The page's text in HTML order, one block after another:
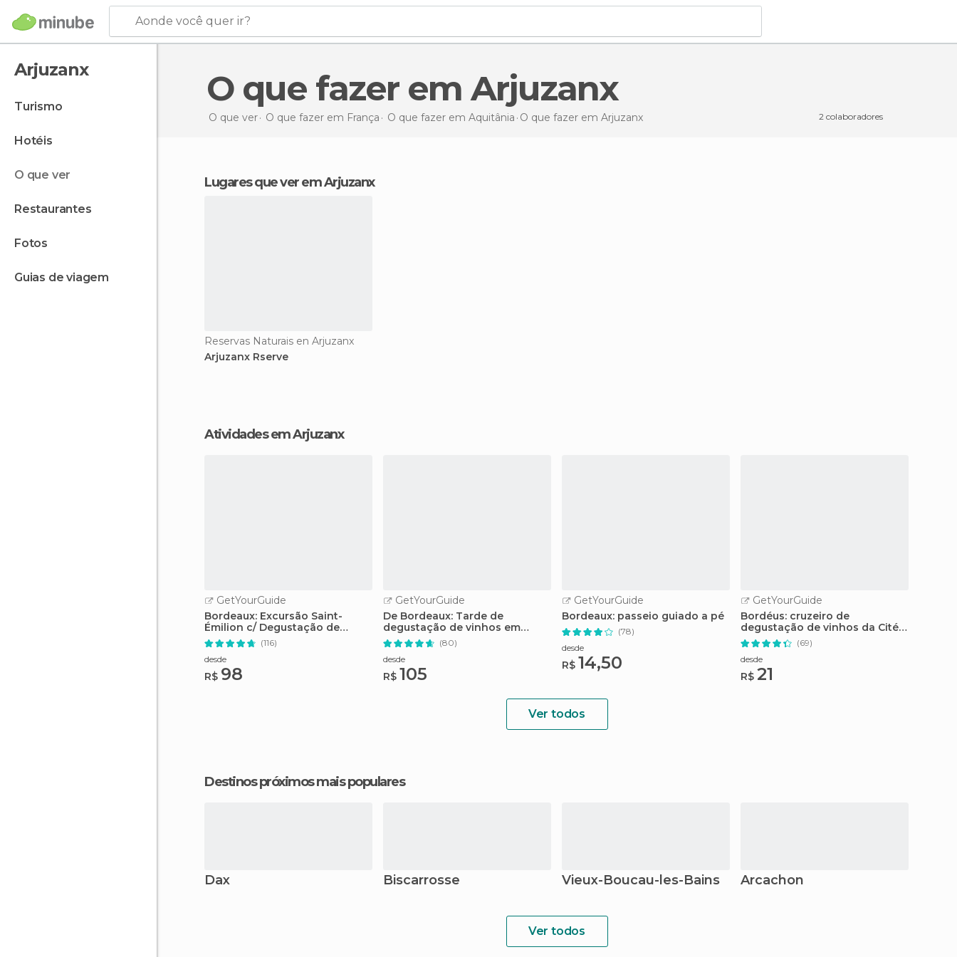
Aonde você quer ir?
Arjuzanx
turismo
hotéis
o que ver
restaurantes
fotos
guias de viagem
O que fazer em Arjuzanx
O que ver O que fazer em França O que fazer em Aquitânia O que fazer em Arjuzanx 2 colaboradores
Lugares que ver em Arjuzanx
Reservas Naturais en Arjuzanx
Arjuzanx Rserve
Atividades em Arjuzanx
GetYourGuide
Bordeaux: Excursão Saint-
Émilion c/ Degustação de
Vinhos
(116)
desde
R$ 98
GetYourGuide
De Bordeaux: Tarde de
degustação de vinhos em
Saint-Emilion
(80)
desde
R$ 105
GetYourGuide
Bordeaux: passeio guiado a pé
(78)
desde
R$ 14,50
GetYourGuide
Bordéus: cruzeiro de
degustação de vinhos da Cité
du Vin
(69)
desde
R$ 21
Ver todos
Destinos próximos mais populares
Dax Biscarrosse Vieux-Boucau-les-Bains Arcachon
Ver todos